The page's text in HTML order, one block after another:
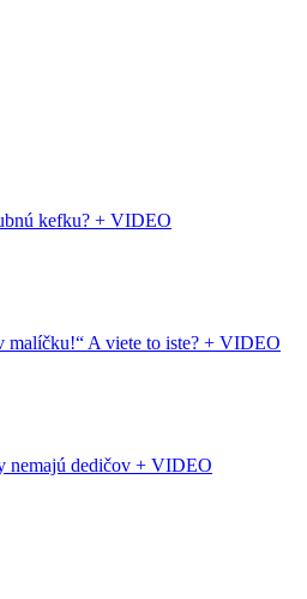
kefku? + VIDEO
malíčku!“ A viete to iste? + VIDEO
nemajú dedičov + VIDEO